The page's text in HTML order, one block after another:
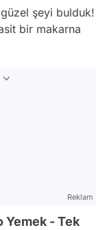
şeyi bulduk!
bir makarna
Reklam
Yemek - Tek